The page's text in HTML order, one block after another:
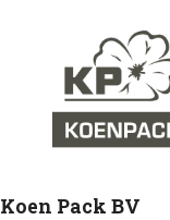
Koen Pack BV